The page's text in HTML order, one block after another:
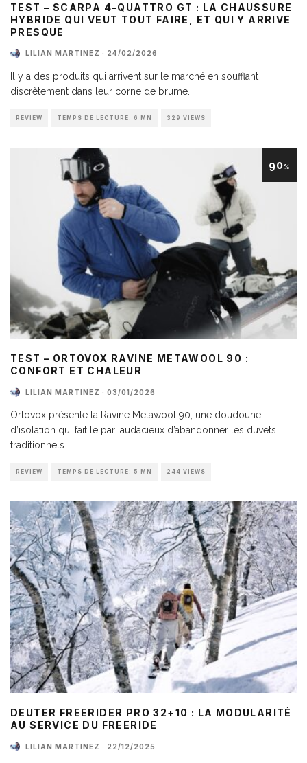
TEST – SCARPA 4-QUATTRO GT : LA CHAUSSURE
HYBRIDE QUI VEUT TOUT FAIRE, ET QUI Y ARRIVE
PRESQUE
LILIAN MARTINEZ · 24/02/2026
Il y a des produits qui arrivent sur le marché en soufflant
discrètement dans leur corne de brume.
REVIEW TEMPS DE LECTURE: 6 MN 329 VIEWS
90%
TEST – ORTOVOX RAVINE METAWOOL 90 :
CONFORT ET CHALEUR
LILIAN MARTINEZ · 03/01/2026
Ortovox présente la Ravine Metawool 90, une doudoune
d’isolation qui fait le pari audacieux d’abandonner les duvets
traditionnels...
REVIEW TEMPS DE LECTURE: 5 MN 244 VIEWS
DEUTER FREERIDER PRO 32+10 : LA MODULARITÉ
AU SERVICE DU FREERIDE
LILIAN MARTINEZ · 22/12/2025